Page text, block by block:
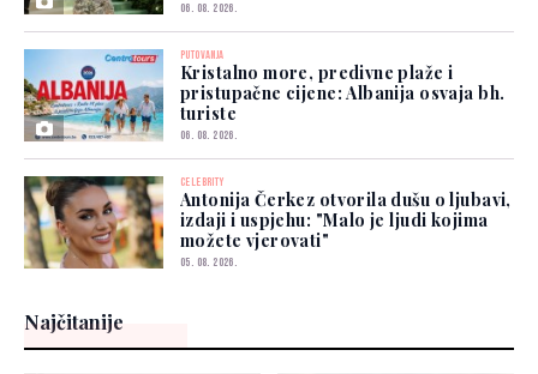
06. 08. 2026.
PUTOVANJA
Kristalno more, predivne plaže i
pristupačne cijene: Albanija osvaja bh.
turiste
06. 08. 2026.
CELEBRITY
Antonija Čerkez otvorila dušu o ljubavi,
izdaji i uspjehu: "Malo je ljudi kojima
možete vjerovati"
05. 08. 2026.
Najčitanije